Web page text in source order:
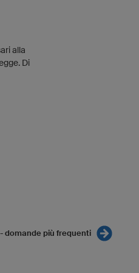
alla
Di
- domande più frequenti